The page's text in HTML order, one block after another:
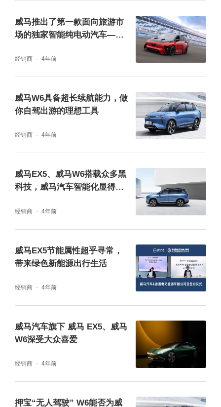
威马推出了第一款面向旅游市
场的独家智能纯电动汽车——
经销商 4年前
威马W6具备超长续航能力，做
你自驾出游的理想工具
经销商 4年前
威马EX5、威马W6搭载众多黑
科技，威马汽车智能化显得尤
经销商 4年前
威马EX5节能属性超乎寻常，
带来绿色新能源出行生活
经销商 4年前
威马汽车旗下 威马 EX5、威马
W6深受大众喜爱
经销商 4年前
押宝“无人驾驶” W6能否为威